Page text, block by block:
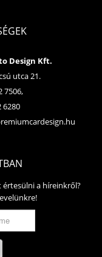
Design Kft.
utca 21.
7506,
értesülni a híreinkről?